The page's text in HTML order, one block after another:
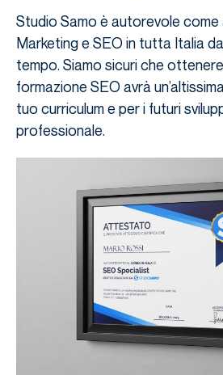
Studio Samo è autorevole come
Marketing e SEO in tutta Italia
tempo. Siamo sicuri che
formazione SEO avrà
tuo curriculum e per i futuri
professionale.